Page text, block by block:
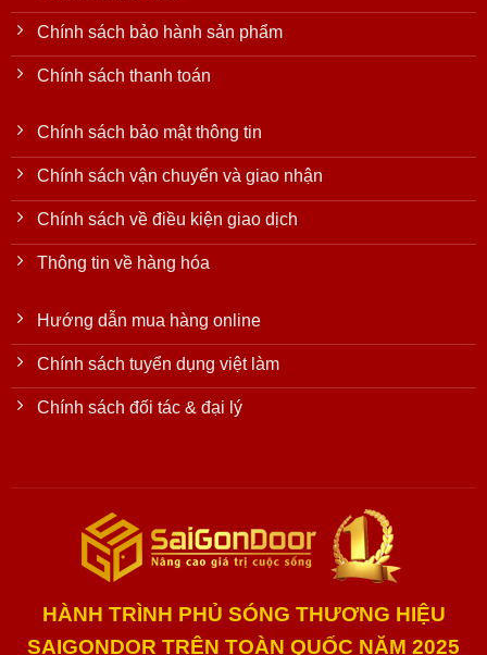
Chính sách bảo hành sản phẩm
Chính sách thanh toán
Chính sách bảo mật thông tin
Chính sách vận chuyển và giao nhận
Chính sách về điều kiện giao dịch
Thông tin về hàng hóa
Hướng dẫn mua hàng online
Chính sách tuyển dụng việt làm
Chính sách đối tác & đại lý
HÀNH TRÌNH PHỦ SÓNG THƯƠNG HIỆU
SAIGONDOR TRÊN TOÀN QUỐC NĂM 2025